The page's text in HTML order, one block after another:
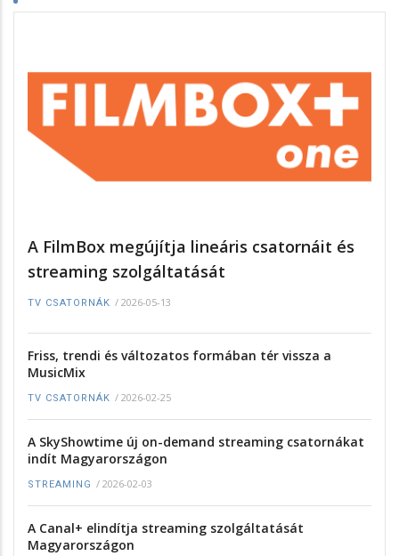
A FilmBox megújítja lineáris csatornáit és
streaming szolgáltatását
TV CSATORNÁK / 2026-05-13
Friss, trendi és változatos formában tér vissza a
MusicMix
TV CSATORNÁK / 2026-02-25
A SkyShowtime új on-demand streaming csatornákat
indít Magyarországon
STREAMING / 2026-02-03
A Canal+ elindítja streaming szolgáltatását
Magyarországon